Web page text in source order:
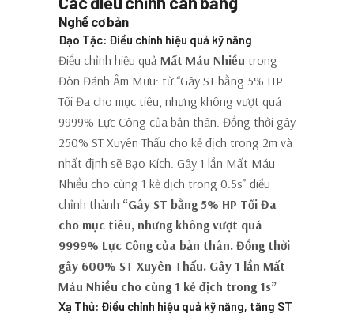
Nghề cơ bản
Đạo Tặc: Điều chỉnh hiệu quả kỹ năng
Điều chỉnh hiệu quả Mất Máu Nhiều trong
Đòn Đánh Âm Mưu: từ “Gây ST bằng 5% HP
Tối Đa cho mục tiêu, nhưng không vượt quá
9999% Lực Công của bản thân. Đồng thời gây
250% ST Xuyên Thấu cho kẻ địch trong 2m và
nhất định sẽ Bạo Kích. Gây 1 lần Mất Máu
Nhiều cho cùng 1 kẻ địch trong 0.5s” điều
chỉnh thành “Gây ST bằng 5% HP Tối Đa
cho mục tiêu, nhưng không vượt quá
9999% Lực Công của bản thân. Đồng thời
gây 600% ST Xuyên Thấu. Gây 1 lần Mất
Máu Nhiều cho cùng 1 kẻ địch trong 1s”
Xạ Thủ: Điều chỉnh hiệu quả kỹ năng, tăng ST